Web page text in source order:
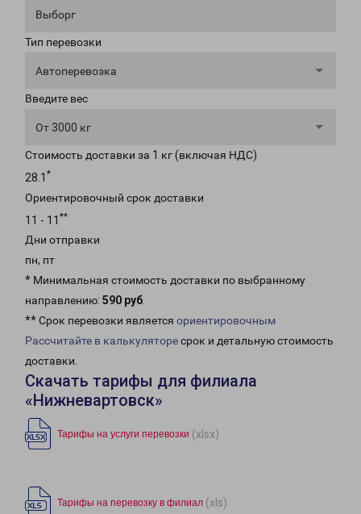
Выборг
Тип перевозки
Автоперевозка
Введите вес
От 3000 кг
Стоимость доставки за 1 кг (включая НДС)
28.1 *
Ориентировочный срок доставки
11 - 11 **
Дни отправки
пн, пт
* Минимальная стоимость доставки по выбранному
направлению: 590 руб.
** Срок перевозки является ориентировочным
Рассчитайте в калькуляторесрок и детальную стоимость
доставки.
Скачать тарифы для филиала
«Нижневартовск»
Тарифы на услуги перевозки (xlsx)
Тарифы на перевозку в филиал (xls)